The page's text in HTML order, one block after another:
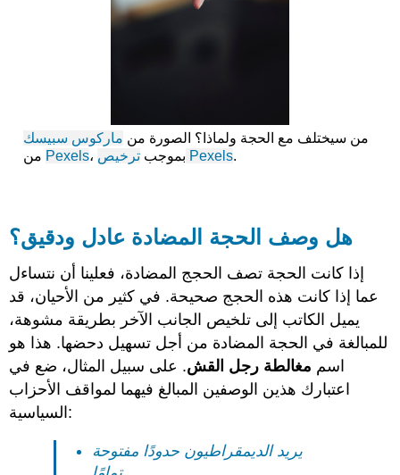
من سيختلف مع الحجة ولماذا؟ الصورة من ماركوس سبيسك
من Pexels ، بموجب ترخيص Pexels.
هل وصف الحجة المضادة عادل ودقيق؟
إذا كانت الحجة تصف الحجج المضادة، فعلينا أن نتساءل
عما إذا كانت هذه الحجج صحيحة. في كثير من الأحيان، قد
يميل الكاتب إلى تلخيص الجانب الآخر بطريقة مشوهة،
للمبالغة في الحجة المضادة من أجل تسهيل دحضها. هذا هو
اسم مغالطة رجل القش. على سبيل المثال، ضع في
اعتبارك هذين الوصفين المبالغ فيهما لمواقف الأحزاب
السياسية:
يريد الديمقراطيون حدودًا مفتوحة